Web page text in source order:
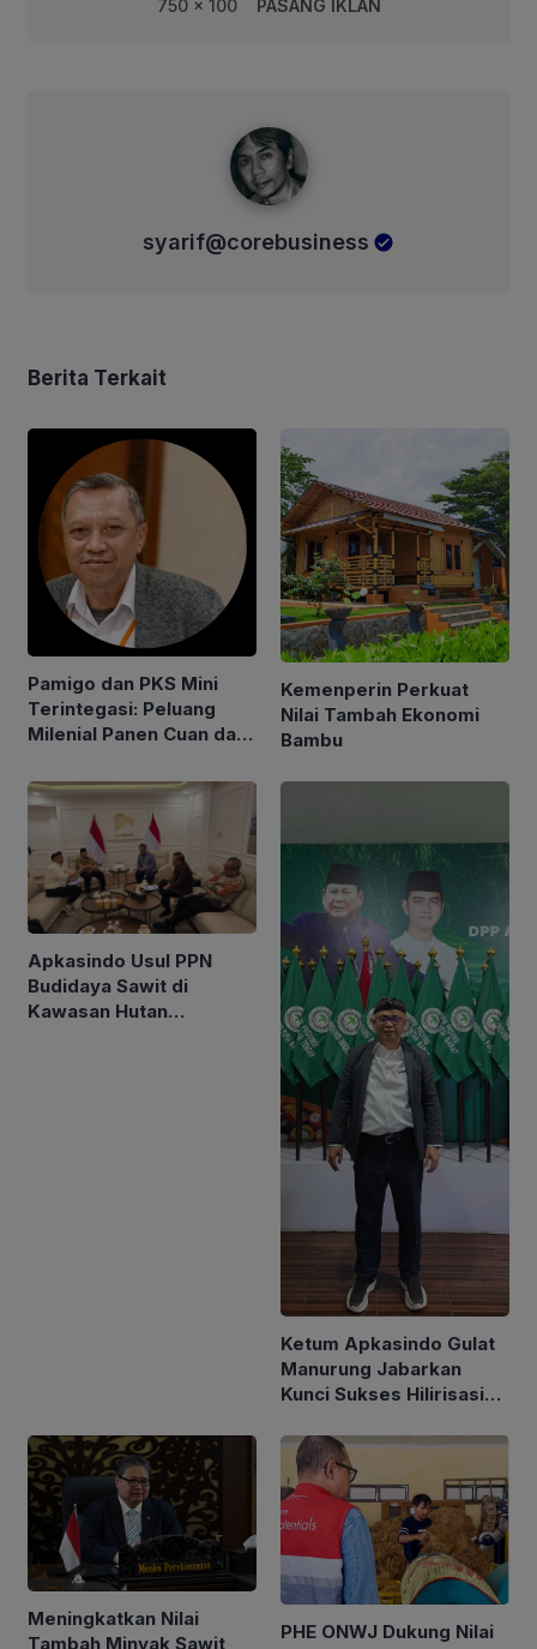
750 x 100 PASANG IKLAN
syarif@corebusiness
Berita Terkait
Pamigo dan PKS Mini
Terintegasi: Peluang
Milenial Panen Cuan dari
Kemenperin Perkuat
Nilai Tambah Ekonomi
Bambu
Apkasindo Usul PPN
Budidaya Sawit di
Kawasan Hutan
Ketum Apkasindo Gulat
Manurung Jabarkan
Kunci Sukses Hilirisasi
Meningkatkan Nilai
Tambah Minyak Sawit
PHE ONWJ Dukung Nilai